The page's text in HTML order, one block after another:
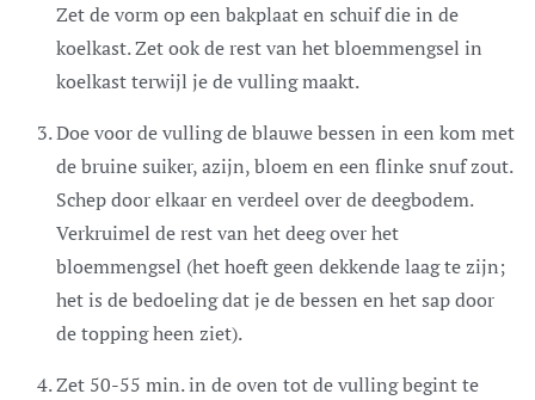
Zet de vorm op een bakplaat en schuif die in de
koelkast. Zet ook de rest van het bloemmengsel in
koelkast terwijl je de vulling maakt.
Doe voor de vulling de blauwe bessen in een kom met
de bruine suiker, azijn, bloem en een flinke snuf zout.
Schep door elkaar en verdeel over de deegbodem.
Verkruimel de rest van het deeg over het
bloemmengsel (het hoeft geen dekkende laag te zijn;
het is de bedoeling dat je de bessen en het sap door
de topping heen ziet).
Zet 50-55 min. in de oven tot de vulling begint te